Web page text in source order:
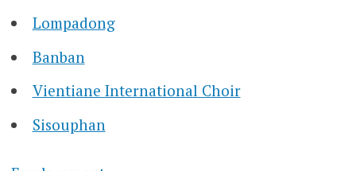
Lompadong
Banban
Vientiane International Choir
Sisouphan